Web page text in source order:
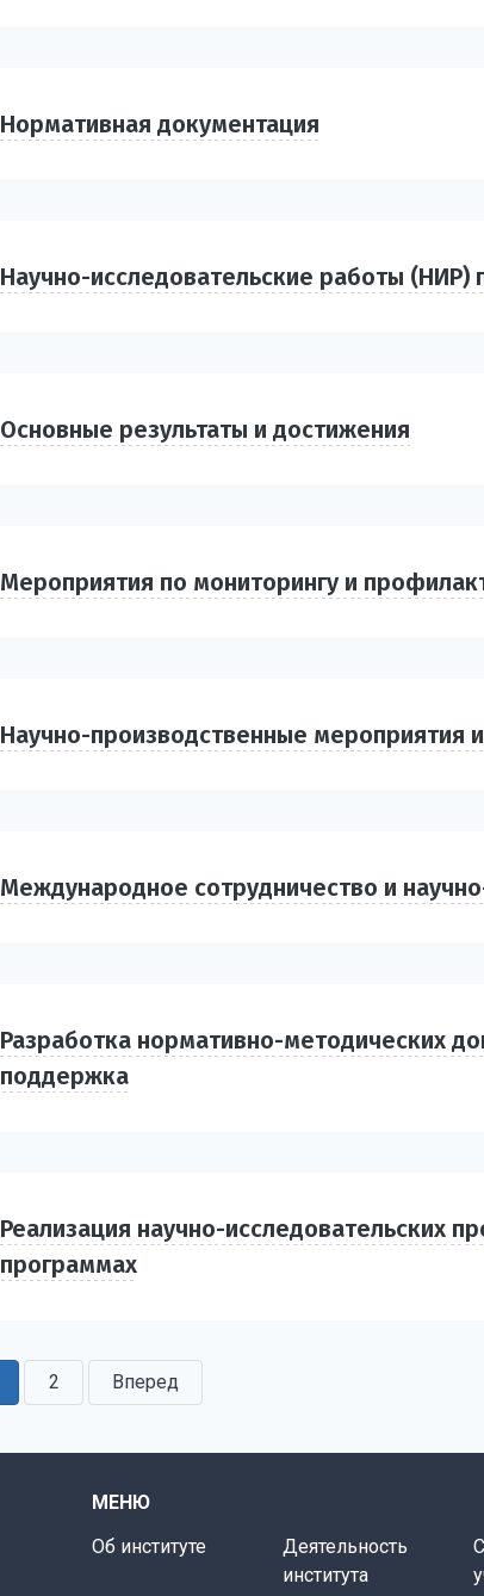
Нормативная документация
Научно-исследовательские работы (НИР)
Основные результаты и достижения
Мероприятия по мониторингу и
Научно-производственные мероприятия
Международное сотрудничество и
Разработка нормативно-методических
поддержка
Реализация научно-исследовательских
программах
2 Вперед
МЕНЮ
Об институте
Деятельность
института